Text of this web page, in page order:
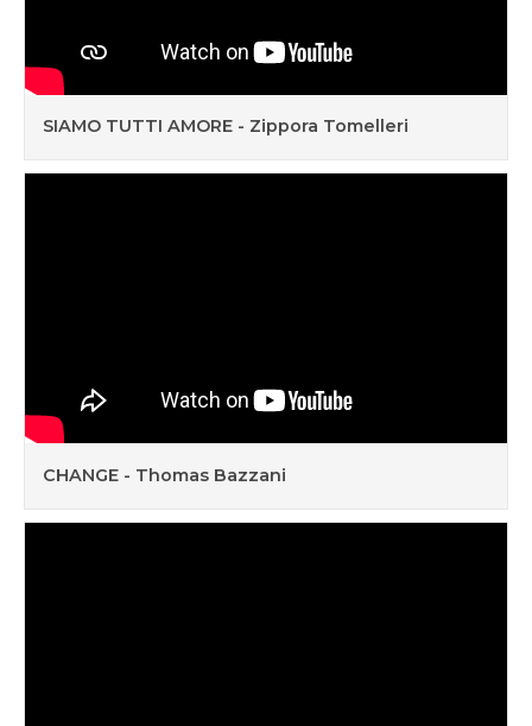
SIAMO TUTTI AMORE - Zippora Tomelleri
CHANGE - Thomas Bazzani